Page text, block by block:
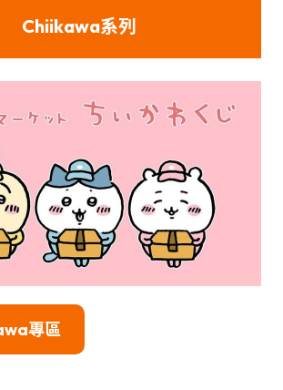
Chiikawa系列
專區